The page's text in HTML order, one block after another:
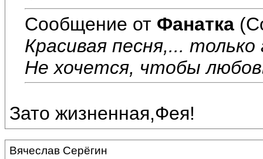
Сообщение от Фанатка
Красивая песня,...
Не хочется, чтобы
Зато жизненная,Фея!
Вячеслав Серёгин